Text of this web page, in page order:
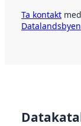
Ta kontakt
Datalandsbyen